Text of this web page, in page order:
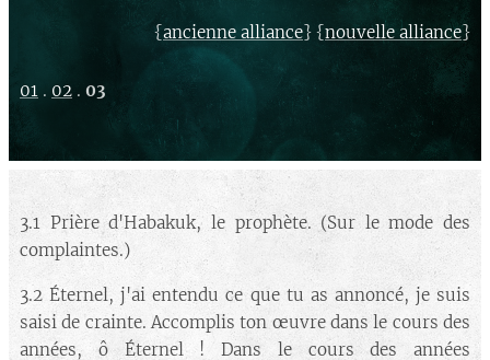
{ancienne alliance} {nouvelle alliance}
01 . 02 . 03
3.1 Prière d'Habakuk, le prophète. (Sur le mode des
complaintes.)
3.2 Éternel, j'ai entendu ce que tu as annoncé, je suis
saisi de crainte. Accomplis ton œuvre dans le cours des
années, ô Éternel ! Dans le cours des années